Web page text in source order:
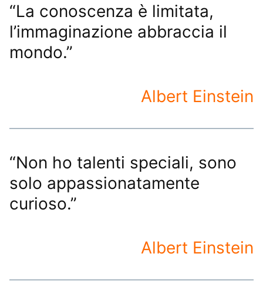
“La conoscenza è limitata,
l’immaginazione abbraccia il
mondo.”
Albert Einstein
“Non ho talenti speciali, sono
solo appassionatamente
curioso.”
Albert Einstein